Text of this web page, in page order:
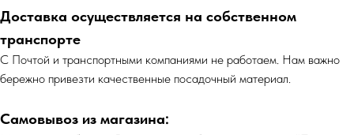
Доставка осуществляется на собственном
транспорте
С Почтой и транспортными компаниями не работаем. Нам важно
бережно привезти качественные посадочный материал.
Самовывоз из магазина: